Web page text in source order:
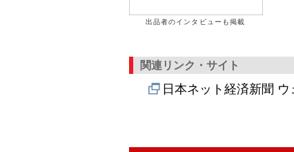
出品者のインタビューも掲載
関連リンク・サイト
日本ネット経済新聞